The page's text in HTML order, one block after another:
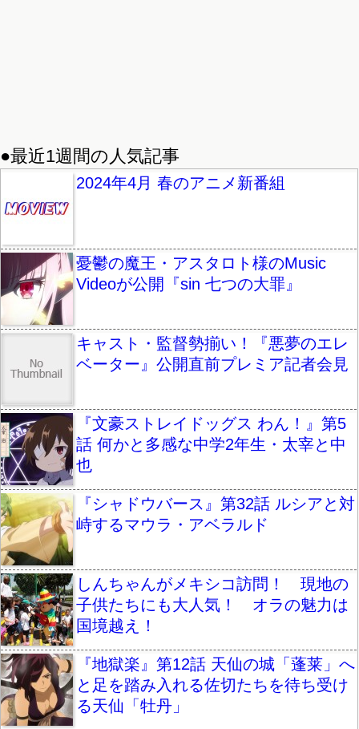
●最近1週間の人気記事
2024年4月 春のアニメ新番組
憂鬱の魔王・アスタロト様のMusic
Videoが公開『sin 七つの大罪』
キャスト・監督勢揃い！『悪夢のエレ
ベーター』公開直前プレミア記者会見
『文豪ストレイドッグス わん！』第5
話 何かと多感な中学2年生・太宰と中
也
『シャドウバース』第32話 ルシアと対
峙するマウラ・アベラルド
しんちゃんがメキシコ訪問！ 現地の
子供たちにも大人気！ オラの魅力は
国境越え！
『地獄楽』第12話 天仙の城「蓬莱」へ
と足を踏み入れる佐切たちを待ち受け
る天仙「牡丹」